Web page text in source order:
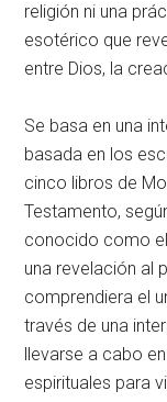
religión ni una
esotérico que
entre Dios, la
Se basa en una
basada en los
cinco libros de
Testamento,
conocido como el
una revelación al
comprendiera el
través de una
llevarse a cabo
espirituales para